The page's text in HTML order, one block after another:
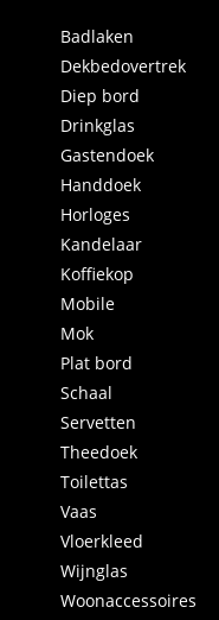
Badlaken
Dekbedovertrek
Diep bord
Drinkglas
Gastendoek
Handdoek
Horloges
Kandelaar
Koffiekop
Mobile
Mok
Plat bord
Schaal
Servetten
Theedoek
Toilettas
Vaas
Vloerkleed
Wijnglas
Woonaccessoires